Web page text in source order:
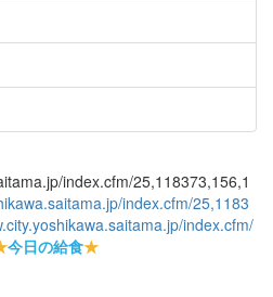
index.cfm/25,118373,156,1
index.cfm/25,1183
index.cfm/
今日の給食★